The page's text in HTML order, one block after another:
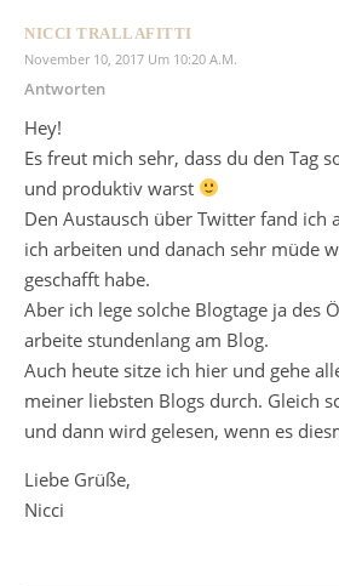
NICCI TRALLAFITTI
November 10, 2017 Um 10:20 A.m.
Antworten
Hey!
Es freut mich sehr, dass du den Tag
und produktiv warst
Den Austausch über Twitter fand ich
ich arbeiten und danach sehr müde
geschafft habe.
Aber ich lege solche Blogtage ja des
arbeite stundenlang am Blog.
Auch heute sitze ich hier und gehe
meiner liebsten Blogs durch. Gleich
und dann wird gelesen, wenn es
Liebe Grüße,
Nicci